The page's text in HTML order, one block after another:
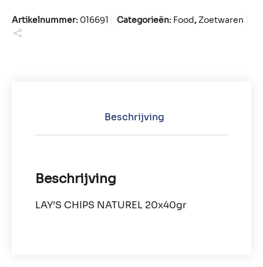
Artikelnummer: 016691 Categorieën: Food,Zoetwaren
Beschrijving
Beschrijving
LAY’S CHIPS NATUREL 20x40gr